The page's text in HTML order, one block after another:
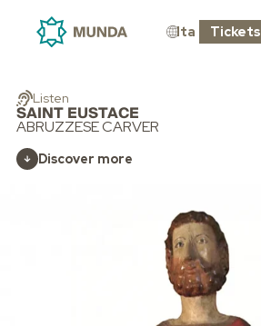
Ita Tickets
Listen
SAINT EUSTACE
ABRUZZESE CARVER
Discover more